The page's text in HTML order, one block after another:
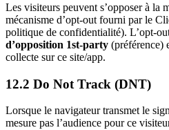
Les visiteurs peuvent s’opposer à la
mécanisme d’opt-out fourni par le
politique de confidentialité). L’opt-
d’opposition 1st-party (préférence)
collecte sur ce site/app.
12.2 Do Not Track (DNT)
Lorsque le navigateur transmet le
mesure pas l’audience pour ce